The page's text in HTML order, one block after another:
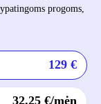
progoms,
129 €
32.25 €/mėn